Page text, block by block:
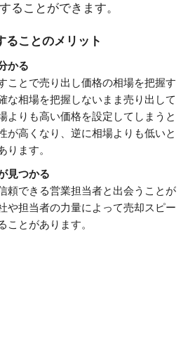
ることができます。
ることのメリット
かる
ことで売り出し価格の相場を把握す
な相場を把握しないまま売り出して
よりも高い価格を設定してしまうと
が高くなり、逆に相場よりも低いと
ます。
見つかる
頼できる営業担当者と出会うことが
や担当者の力量によって売却スピー
ことがあります。